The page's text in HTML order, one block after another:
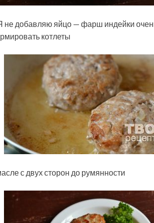
добавляю яйцо — фарш индейки
котлеты
с двух сторон до румянности